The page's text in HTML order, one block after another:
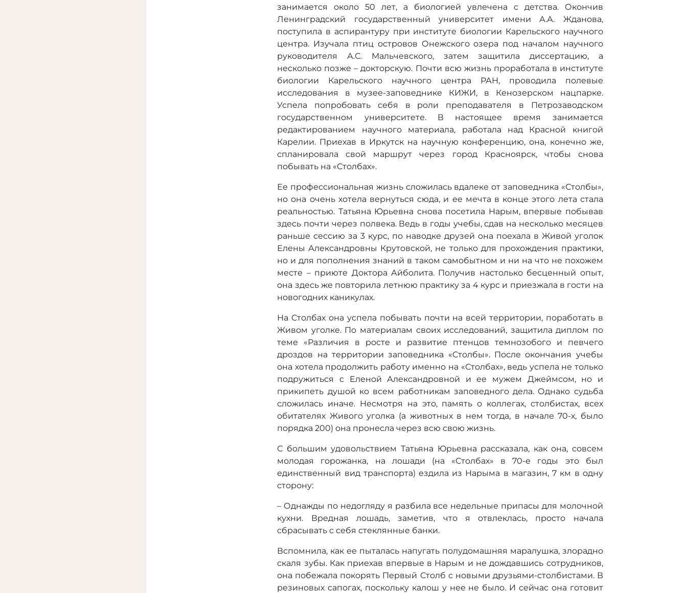
занимается около 50 лет, а биологией увлечена с детства. Окончив
Ленинградский государственный университет имени А.А. Жданова,
поступила в аспирантуру при институте биологии Карельского научного
центра. Изучала птиц островов Онежского озера под началом научного
руководителя А.С. Мальчевского, затем защитила диссертацию, а
несколько позже – докторскую. Почти всю жизнь проработала в институте
биологии Карельского научного центра РАН, проводила полевые
исследования в музее-заповеднике КИЖИ, в Кенозерском нацпарке.
Успела попробовать себя в роли преподавателя в Петрозаводском
государственном университете. В настоящее время занимается
редактированием научного материала, работала над Красной книгой
Карелии. Приехав в Иркутск на научную конференцию, она, конечно же,
спланировала свой маршрут через город Красноярск, чтобы снова
побывать на «Столбах».
Ее профессиональная жизнь сложилась вдалеке от заповедника «Столбы»,
но она очень хотела вернуться сюда, и ее мечта в конце этого лета стала
реальностью. Татьяна Юрьевна снова посетила Нарым, впервые побывав
здесь почти через полвека. Ведь в годы учебы, сдав на несколько месяцев
раньше сессию за 3 курс, по наводке друзей она поехала в Живой уголок
Елены Александровны Крутовской, не только для прохождения практики,
но и для пополнения знаний в таком самобытном и ни на что не похожем
месте – приюте Доктора Айболита. Получив настолько бесценный опыт,
она здесь же повторила летнюю практику за 4 курс и приезжала в гости на
новогодних каникулах.
На Столбах она успела побывать почти на всей территории, поработать в
Живом уголке. По материалам своих исследований, защитила диплом по
теме «Различия в росте и развитие птенцов темнозобого и певчего
дроздов на территории заповедника «Столбы». После окончания учебы
она хотела продолжить работу именно на «Столбах», ведь успела не только
подружиться с Еленой Александровной и ее мужем Джеймсом, но и
прикипеть душой ко всем работникам заповедного дела. Однако судьба
сложилась иначе. Несмотря на это, память о коллегах, столбистах, всех
обитателях Живого уголка (а животных в нем тогда, в начале 70-х, было
порядка 200) она пронесла через всю свою жизнь.
С большим удовольствием Татьяна Юрьевна рассказала, как она, совсем
молодая горожанка, на лошади (на «Столбах» в 70-е годы это был
единственный вид транспорта) ездила из Нарыма в магазин, 7 км в одну
сторону:
– Однажды по недогляду я разбила все недельные припасы для молочной
кухни. Вредная лошадь, заметив, что я отвлеклась, просто начала
сбрасывать с себя стеклянные банки.
Вспомнила, как ее пыталась напугать полудомашняя маралушка, злорадно
скаля зубы. Как приехав впервые в Нарым и не дождавшись сотрудников,
она побежала покорять Первый Столб с новыми друзьями-столбистами. В
резиновых сапогах, поскольку калош у нее не было. И сейчас она готовит